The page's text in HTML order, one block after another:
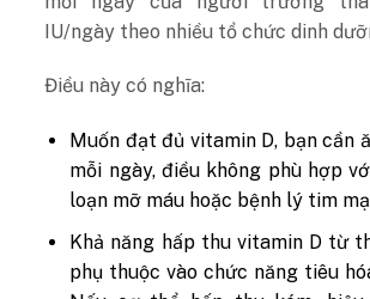
IU/ngày theo nhiều tổ chức dinh
Điều này có nghĩa:
Muốn đạt đủ vitamin D, bạn cần
mỗi ngày, điều không phù hợp
loạn mỡ máu hoặc bệnh lý tim
Khả năng hấp thu vitamin D từ
phụ thuộc vào chức năng tiêu